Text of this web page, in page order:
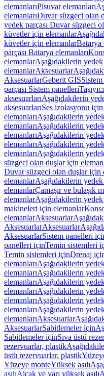
elemanlarıPisuvar elemanları
elemanlarıDuvar süzgeci olan
yedek parçası Duvar süzgeci
küvetler için elemanlar
küvetler için elemanlarBatarya
parçası Batarya elemanları
elemanlarAşağıdakilerin
elemanlarAksesuarlar
AksesuarlarGeberit GIS
parçası Sistem panelleri
aksesuarlarıAşağıdakilerin
aksesuarlarıSes izolasyonu
elemanlarıAşağıdakilerin
elemanlarıAşağıdakilerin
elemanlarıAşağıdakilerin
elemanlarıAşağıdakilerin
elemanlarıAşağıdakilerin
süzgeci olan duşlar için
Duvar süzgeci olan duşlar için
elemanlarAşağıdakilerin
elemanlarÇamaşır ve bulaşık
elemanlarAşağıdakilerin yedek
makineleri için elemanlar
elemanlarAksesuarlar
AksesuarlarAksesuarlar
AksesuarlarSistem panelleri
panelleri içinTemin sistemleri
Temin sistemleri içinDrenaj
elemanlarıAşağıdakilerin
elemanlarıAşağıdakilerin
elemanlarıAşağıdakilerin
elemanlarıAşağıdakilerin
elemanlarıAşağıdakilerin
elemanlarıAşağıdakilerin
elemanlarıAksesuarlar
AksesuarlarSabitlemeler için
Sabitlemeler içinSıva üstü
rezervuarlar, plastik
üstü rezervuarlar, plastik
Yüzeye monteYüksek asılı
asılıAlçak ve yarı yüksek asılı